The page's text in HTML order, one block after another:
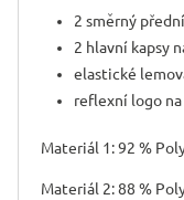
2 směrný
2 hlavní kapsy
elastické
reflexní logo na
Materiál 1: 92 %
Materiál 2: 88 %